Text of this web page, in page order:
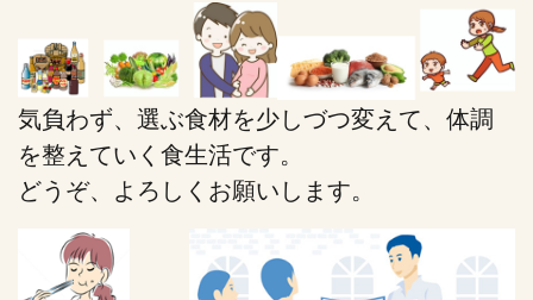
気負わず、選ぶ食材を少しづつ変えて、体調
を整えていく食生活です。
どうぞ、よろしくお願いします。